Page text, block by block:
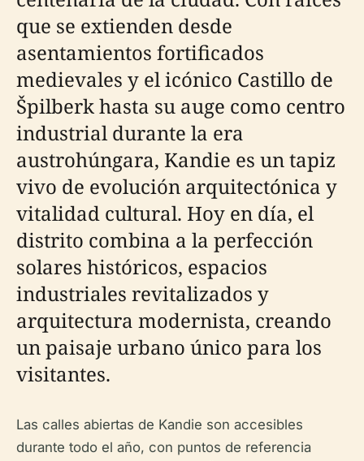
que se extienden desde
asentamientos fortificados
medievales y el icónico Castillo de
Špilberk hasta su auge como centro
industrial durante la era
austrohúngara, Kandie es un tapiz
vivo de evolución arquitectónica y
vitalidad cultural. Hoy en día, el
distrito combina a la perfección
solares históricos, espacios
industriales revitalizados y
arquitectura modernista, creando
un paisaje urbano único para los
visitantes.
Las calles abiertas de Kandie son accesibles
durante todo el año, con puntos de referencia